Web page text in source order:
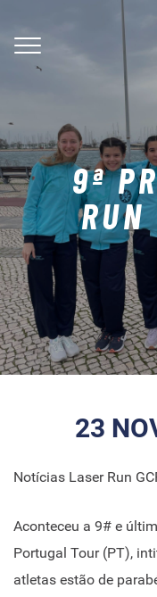
9ª
RUN
23
Notícias Laser Run
Aconteceu a 9# e
Portugal Tour (PT),
atletas estão de